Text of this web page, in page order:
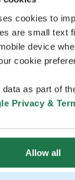
cookies to
are small text
device
cookie
as part of
Privacy &
Allow all